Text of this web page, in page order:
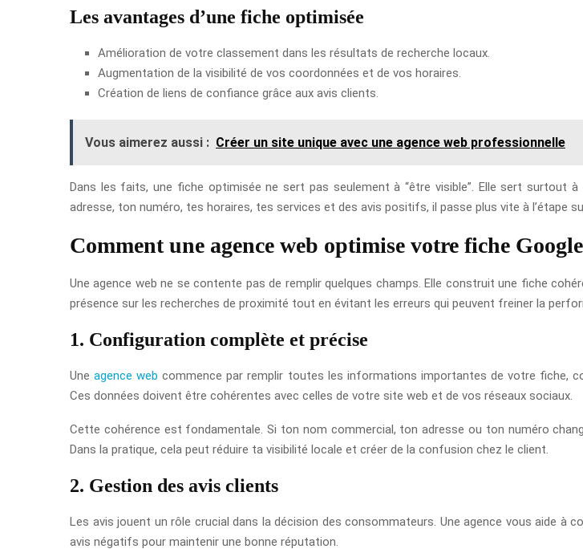
Les avantages d’une fiche optimisée
Amélioration de votre classement dans les résultats de recherche locaux.
Augmentation de la visibilité de vos coordonnées et de vos horaires.
Création de liens de confiance grâce aux avis clients.
Vous aimerez aussi : Créer un site unique avec une agence web professionnelle
Dans les faits, une fiche optimisée ne sert pas seulement à “être visible”. Elle sert
adresse, ton numéro, tes horaires, tes services et des avis positifs, il passe plus vite à l’étape
Comment une agence web optimise votre fiche
Une agence web ne se contente pas de remplir quelques champs. Elle construit une fiche
présence sur les recherches de proximité tout en évitant les erreurs qui peuvent freiner la
1. Configuration complète et précise
Uneagence web commence par remplir toutes les informations importantes de votre fiche,
Ces données doivent être cohérentes avec celles de votre site web et de vos réseaux sociaux.
Cette cohérence est fondamentale. Si ton nom commercial, ton adresse ou ton numéro
Dans la pratique, cela peut réduire ta visibilité locale et créer de la confusion chez le client.
2. Gestion des avis clients
Les avis jouent un rôle crucial dans la décision des consommateurs. Une agence vous aide à
avis négatifs pour maintenir une bonne réputation.